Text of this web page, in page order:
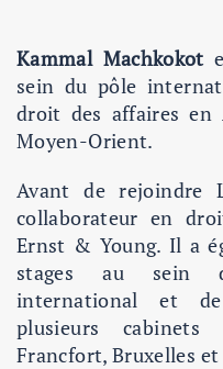
Kammal Machkokot
sein du pôle
droit des affaires en
Moyen-Orient.
Avant de rejoindre
collaborateur en
Ernst & Young. Il a
stages au sein
international et
plusieurs cabinets
Francfort, Bruxelles et